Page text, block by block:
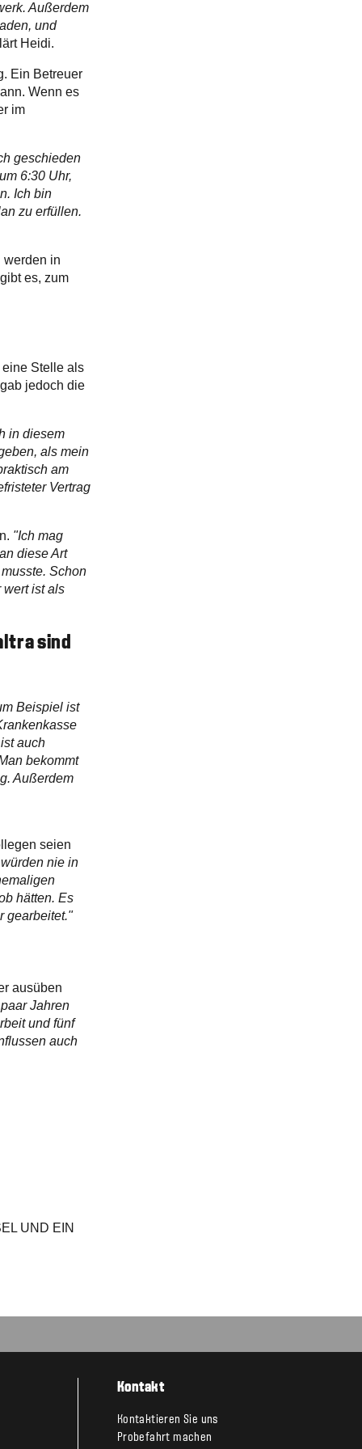
Außerdem
und
Heidi.
Ein Betreuer
Wenn es
im
geschieden
6:30 Uhr,
Ich bin
zu erfüllen.
werden in
es, zum
Stelle als
jedoch die
in diesem
als mein
am
Vertrag
"Ich mag
diese Art
Schon
wert ist als
sind
Beispiel ist
auch
bekommt
Außerdem
seien
nie in
hätten. Es
gearbeitet."
ausüben
Jahren
und fünf
auch
UND EIN R
Kontakt
Kontaktieren Sie uns
Probefahrt machen